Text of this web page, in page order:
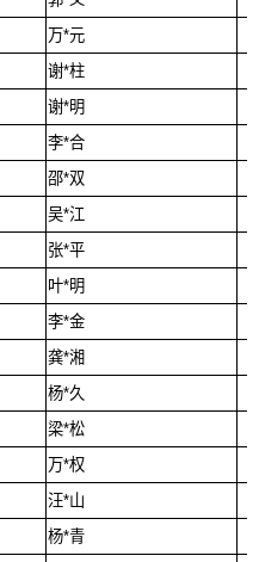
万*元
谢*柱
谢*明
李*合
邵*双
吴*江
张*平
叶*明
李*金
龚*湘
杨*久
梁*松
万*权
汪*山
杨*青